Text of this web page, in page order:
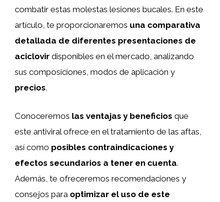
combatir estas molestas lesiones bucales. En este
artículo, te proporcionaremos una comparativa
detallada de diferentes presentaciones de
aciclovir disponibles en el mercado, analizando
sus composiciones, modos de aplicación y
precios.
Conoceremos las ventajas y beneficios que
este antiviral ofrece en el tratamiento de las aftas,
así como posibles contraindicaciones y
efectos secundarios a tener en cuenta.
Además, te ofreceremos recomendaciones y
consejos para optimizar el uso de este